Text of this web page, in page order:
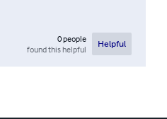
0people
found this helpful
Helpful